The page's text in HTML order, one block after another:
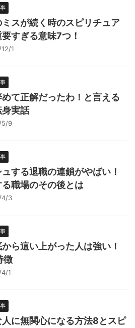
スが続く時のスピリチュア
すぎる意味7つ！
1
て正解だったわ！と言える
実話
5/9
する退職の連鎖がやばい！
る職場のその後とは
4/3
から這い上がった人は強い！
徴
1
に無関心になる方法8とスピ